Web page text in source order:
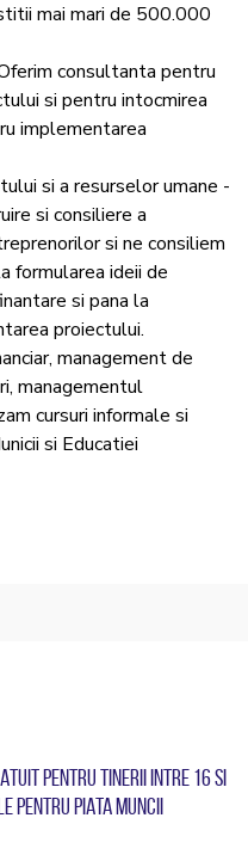
mai mari de 500.000
consultanta pentru
si pentru intocmirea
implementarea
si a resurselor umane -
si consiliere a
si ne consiliem
formularea ideii de
si pana la
proiectului.
management de
managementul
cursuri informale si
si Educatiei
PENTRU TINERII INTRE 16 SI
PENTRU PIATA MUNCII